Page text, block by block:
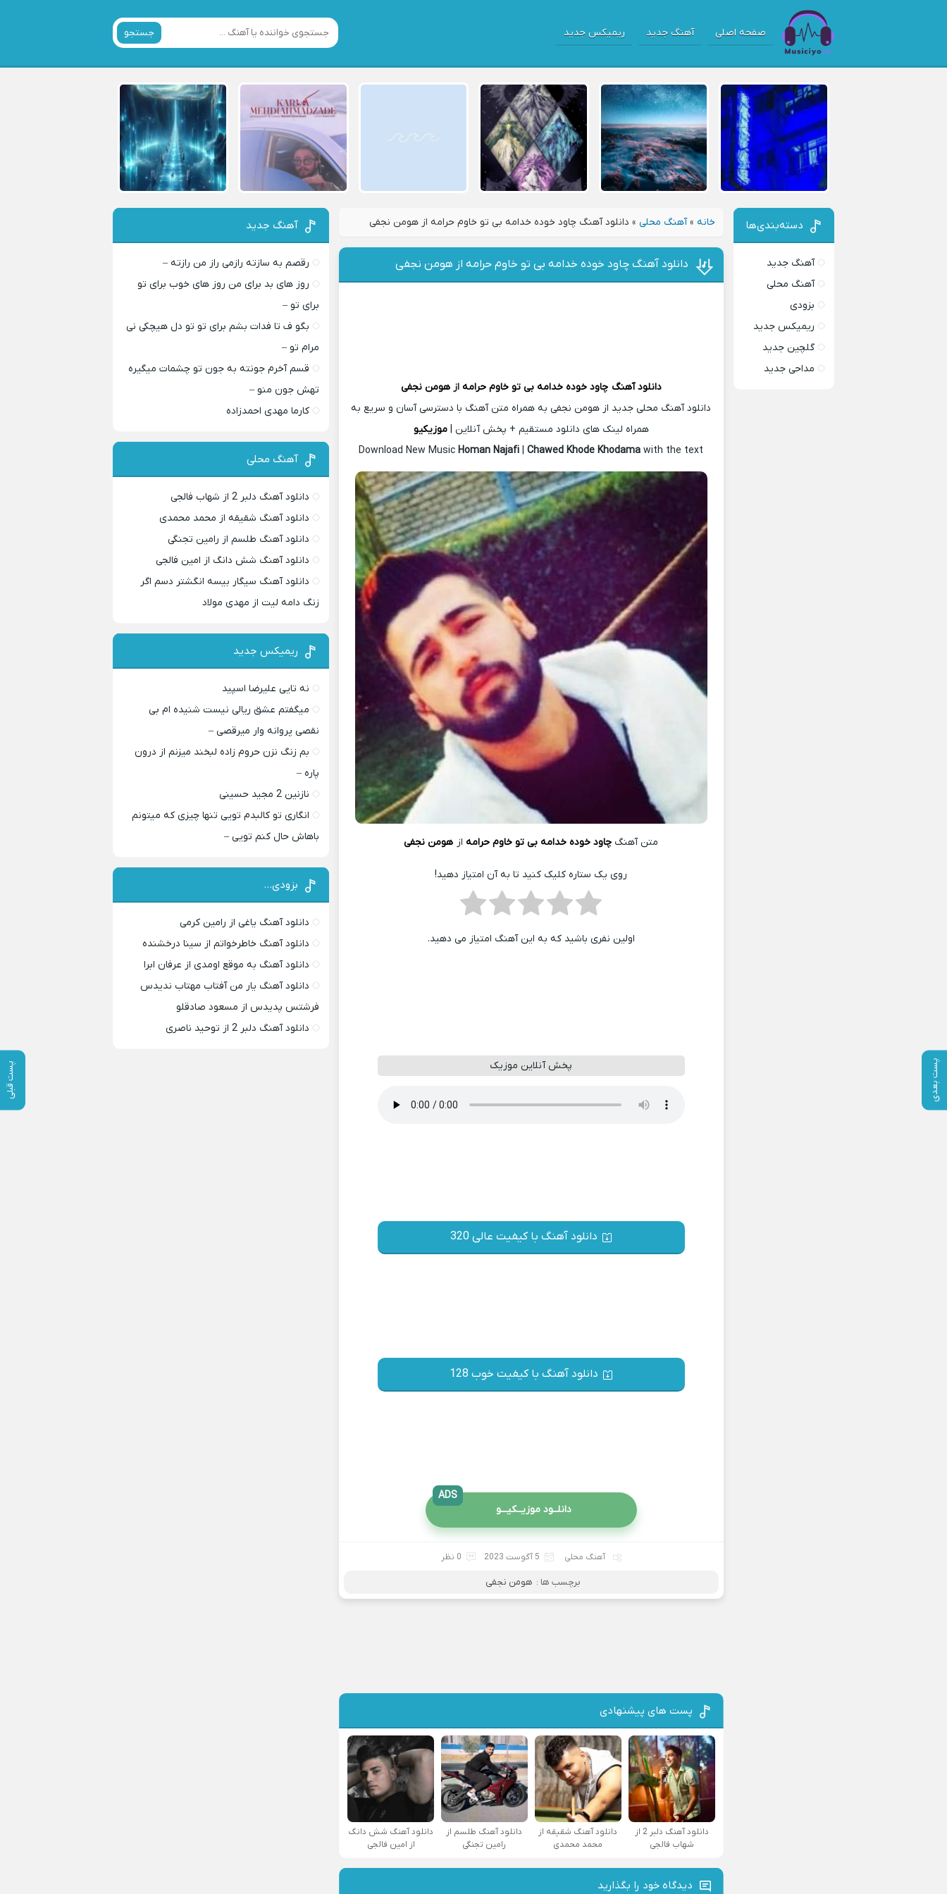
صفحه اصلی آهنگ جدید ریمیکس جدید جستجو
خانه »آهنگ محلی » دانلود آهنگ چاود خوده خدامه بی تو خاوم حرامه از هومن نجفی
پست بعدی پست قبلی
دانلود آهنگ چاود خوده خدامه بی تو خاوم حرامه از هومن نجفی
دانلود آهنگ چاود خوده خدامه بی تو خاوم حرامه ازهومن نجفی
دانلود آهنگ محلی جدید از هومن نجفی به همراه متن آهنگ با دسترسی آسان و سریع به
همراه لینک های دانلود مستقیم + پخش آنلاین |موزیکیو
Download New MusicHoman Najafi |Chawed Khode Khodamawith the text
متن آهنگ چاود خوده خدامه بی تو خاوم حرامه از هومن نجفی
روی یک ستاره کلیک کنید تا به آن امتیاز دهید!
اولین نفری باشید که به این آهنگ امتیاز می دهید.
پخش آنلاین موزیک
دانلود آهنگ با کیفیت عالی 320
دانلود آهنگ با کیفیت خوب 128
دانلــود موزیــکیـــو
ADS
آهنگ محلی 5 آگوست 2023 0 نظر
برچسب ها : هومن نجفی
پست های پیشنهادی
دانلود آهنگ دلبر 2 از
شهاب فالجی
دانلود آهنگ شقیقه از
محمد محمدی
دانلود آهنگ طلسم از
رامین تجنگی
دانلود آهنگ شش دانگ
از امین فالجی
دیدگاه خود را بگذارید
دسته‌بندی‌ها
آهنگ جدید
آهنگ محلی
بزودی
ریمیکس جدید
گلچین جدید
مداحی جدید
آهنگ جدید
رقصم به سازته رازمی راز من رازته –
روز های بد برای من روز های خوب برای تو
برای تو –
بگو ف تا فدات بشم برای تو تو دل هیچکی نی
مرام تو –
قسم آخرم جونته به جون تو چشمات میگیره
تهش جون منو –
کارما مهدی احمدزاده
آهنگ محلی
دانلود آهنگ دلبر 2 از شهاب فالجی
دانلود آهنگ شقیقه از محمد محمدی
دانلود آهنگ طلسم از رامین تجنگی
دانلود آهنگ شش دانگ از امین فالجی
دانلود آهنگ سیگار بیسه انگشتر دسم اگر
زنگ دامه لیت از مهدی مولاد
ریمیکس جدید
نه تایی علیرضا اسپید
میگفتم عشق ریالی نیست شنیده ام بی
نقصی پروانه وار میرقصی –
بم زنگ نزن حروم زاده لبخند میزنم از درون
پاره –
نازنین 2 مجید حسینی
انگاری تو کالبدم تویی تنها چیزی که میتونم
باهاش حال کنم تویی –
بزودی…
دانلود آهنگ یاغی از رامین کرمی
دانلود آهنگ خاطرخواتم از سینا درخشنده
دانلود آهنگ به موقع اومدی از عرفان ابرا
دانلود آهنگ یار من آفتاب مهتاب ندیدس
فرشتس پدیدس از مسعود صادقلو
دانلود آهنگ دلبر 2 از توحید ناصری